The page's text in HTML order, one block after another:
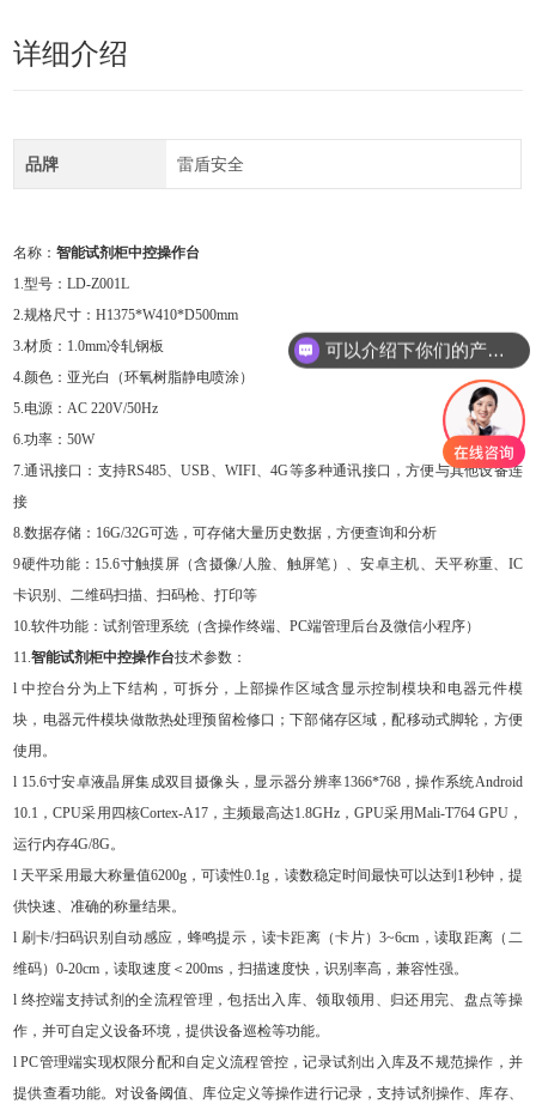
详细介绍
品牌 雷盾安全
名称：智能试剂柜中控操作台
1.型号：LD-Z001L
2.规格尺寸：H1375*W410*D500mm
3.材质：1.0mm冷轧钢板
4.颜色：亚光白（环氧树脂静电喷涂）
5.电源：AC 220V/50Hz
6.功率：50W
7.通讯接口：支持RS485、USB、WIFI、4G等多种通讯接口，方便与其他设备连
接
8.数据存储： 16G/32G可选 ，可存储大量历史数据，方便查询和分析
9硬件功能：15.6寸触摸屏（含摄像/人脸、触屏笔）、安卓主机、天平称重、IC
卡识别、二维码扫描、扫码枪、打印等
10.软件功能：试剂管理系统（含操作终端、PC端管理后台及微信小程序）
11.智能试剂柜中控操作台技术参数：
l 中控台分为上下结构，可拆分，上部操作区域含显示控制模块和电器元件模
块，电器元件模块做散热处理预留检修口；下部储存区域，配移动式脚轮，方便
使用。
l 15.6寸安卓液晶屏集成双目摄像头，显示器分辨率1366*768，操作系统Android
10.1，CPU采用四核Cortex-A17，主频最高达1.8GHz，GPU采用Mali-T764 GPU，
运行内存4G/8G。
l 天平采用最大称量值6200g，可读性0.1g，读数稳定时间最快可以达到1秒钟，提
供快速、准确的称量结果。
l 刷卡/扫码识别自动感应，蜂鸣提示，读卡距离（卡片）3~6cm，读取距离（二
维码）0-20cm，读取速度＜200ms，扫描速度快，识别率高，兼容性强。
l 终控端支持试剂的全流程管理，包括出入库、领取领用、归还用完、盘点等操
作，并可自定义设备环境，提供设备巡检等功能。
lPC管理端实现权限分配和自定义流程管控，记录试剂出入库及不规范操作，并
提供查看功能。对设备阈值、库位定义等操作进行记录，支持试剂操作、库存、
可以介绍下你们的产品么